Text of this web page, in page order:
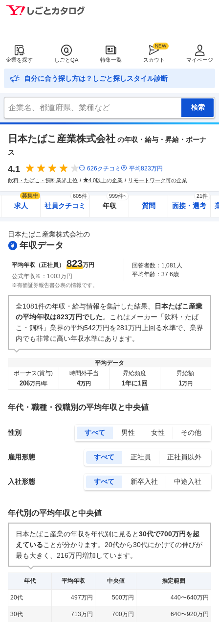
企業を探す しごとQA 特集一覧 スカウト マイページ
自分に合う探し方は？しごと探しスタイル診断
日本たばこ産業株式会社 の年収・給与・昇給・ボーナ
ス
4.1 626クチコミ 平均823万円
飲料・たばこ・飼料業界上位 4.0以上の企業 リモートワーク可の企業
求人
募集中
社員クチコミ
605件
年収
999件~
質問 面接・選考
21件
日本たばこ産業株式会社の
年収データ
平均年収（正社員） 823万円
公式年収※： 1003万円
回答者数： 1,081 人
平均年齢：37.6歳
※有価証券報告書公表の情報です。
全1081件の年収・給与情報を集計した結果、
日本たばこ産業
の平均年収は823万円でした。これはメーカー「飲料・たば
こ・飼料」業界の平均542万円を281万円上回る水準で、業界
内でも非常に高い年収水準にあります。
平均データ
ボーナス(賞与)
206万円/年
時間外手当
4万円
昇給頻度
1年に1回
昇給額
1万円
年代・職種・役職別の平均年収と中央値
性別 すべて 男性 女性 その他
雇用形態 すべて 正社員 正社員以外
入社形態 すべて 新卒入社 中途入社
年代別の平均年収と中央値
日本たばこ産業の年収を年代別に見ると30代で700万円を超
えていることが分かります。 20代から30代にかけての伸びが
最も大きく、216万円増加しています。
年代 平均年収 中央値 推定範囲
20代 497万円 500万円 440〜640万円
30代 713万円 700万円 640〜920万円